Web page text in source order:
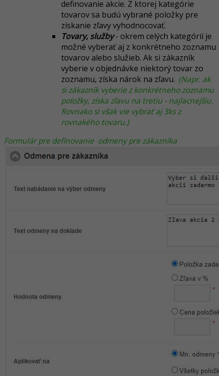
definovanie akcie. Z ktorej kategórie
tovarov sa budú vybrané položky pre
získanie zľavy vyhodnocovať.
Tovary, služby- okrem celých kategórií je
možné vyberať aj z konkrétneho zoznamu
tovarov alebo služieb. Ak si zákazník
vyberie v objednávke niektorý tovar zo
zoznamu, získa nárok na zľavu. (Napr. ak
si zákazník vyberie z konkrétneho zoznamu
položky, získa zľavu na tretiu - najlacnejšiu.
Rovnako si však vie vybrať aj 3ks z
rovnakého tovaru.)
Formulár pre definovanie odmeny pre zákazníka